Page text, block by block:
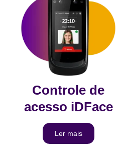
Controle de
acesso iDFace
Ler mais